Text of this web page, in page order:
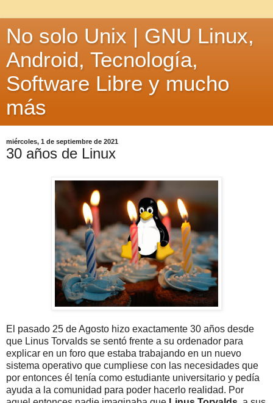
No solo Unix | GNU Linux,
Android, Tecnología,
Software Libre y mucho
más
miércoles, 1 de septiembre de 2021
30 años de Linux
El pasado 25 de Agosto hizo exactamente 30 años desde
que Linus Torvalds se sentó frente a su ordenador para
explicar en un foro que estaba trabajando en un nuevo
sistema operativo que cumpliese con las necesidades que
por entonces él tenía como estudiante universitario y pedía
ayuda a la comunidad para poder hacerlo realidad. Por